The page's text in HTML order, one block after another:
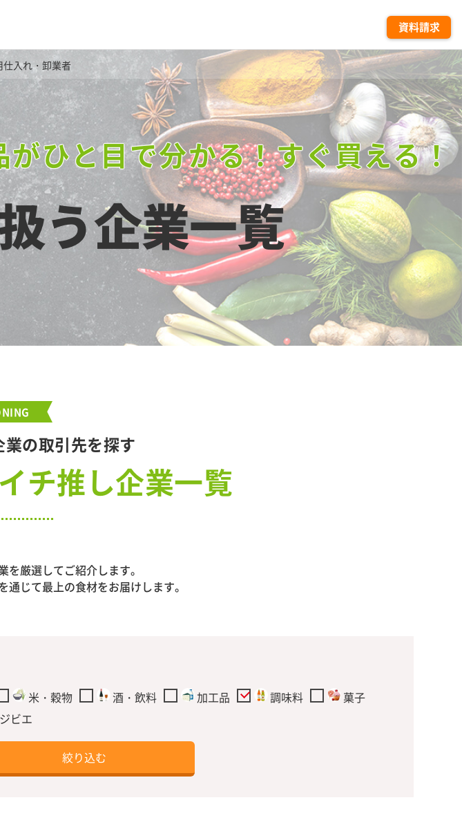
資料請求
仕入れ・卸業者
ひと目で分かる！すぐ買える！
う企業一覧
の取引先を探す
チ推し企業一覧
厳選してご紹介します。
じて最上の食材をお届けします。
米・穀物 酒・飲料 加工品 調味料
菓子
ジビエ